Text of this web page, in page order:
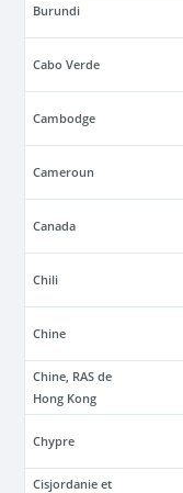
Burundi
Cabo Verde
Cambodge
Cameroun
Canada
Chili
Chine
Chine, RAS de
Hong Kong
Chypre
Cisjordanie et